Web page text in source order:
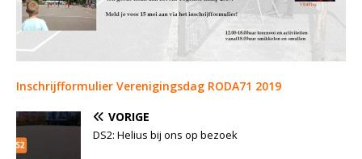
Inschrijfformulier Verenigingsdag RODA71 2019
VORIGE
DS2: Helius bij ons op bezoek